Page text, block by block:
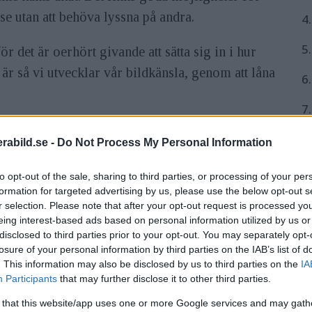
- Do Not Process My Personal Information
opt-out of the sale, sharing to third parties, or processing of your
for targeted advertising by us, please use the below opt-out
selection. Please note that after your opt-out request is processed
interest-based ads based on personal information utilized by us
to third parties prior to your opt-out. You may separately
of your personal information by third parties on the IAB’s list of
This information may also be disclosed by us to third parties on the
Participants that may further disclose it to other third parties.
that this website/app uses one or more Google services and may
utan att behöva lyssna på andra.
det är oerhört givande att sätta sig in i hur
så vi utvecklar vår bildkänsla, genom att låna
om bilder har jag blivit inbjuden av
experiment i samband med Grand Prix 2009.
enväldige domare att formulera sig lite
oss fem associationer som bilden väcker. Fem